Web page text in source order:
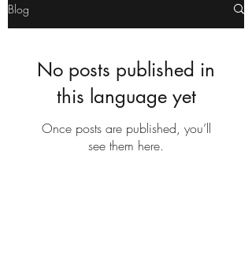
Blog
No posts published in
this language yet
Once posts are published, you’ll
see them here.